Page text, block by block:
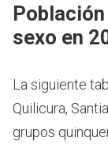
sexo en
La siguiente
Quilicura,
grupos